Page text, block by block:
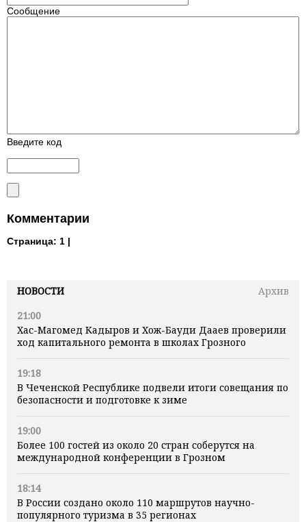
НОВОСТИ
Архив
21:00
Хас-Магомед Кадыров и Хож-Бауди Дааев проверили
ход капитального ремонта в школах Грозного
19:18
В Чеченской Республике подвели итоги совещания по
безопасности и подготовке к зиме
19:00
Более 100 гостей из около 20 стран соберутся на
международной конференции в Грозном
18:14
В России создано около 110 маршрутов научно-
популярного туризма в 35 регионах
Сообщение
Введите код
Комментарии
Страница: 1 |